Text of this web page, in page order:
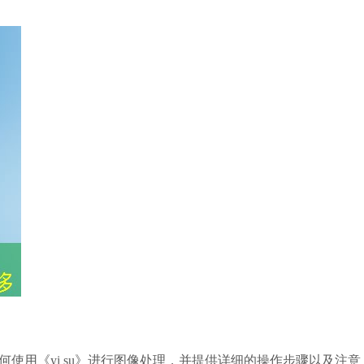
用《yi su》进行图像处理，并提供详细的操作步骤以及注意